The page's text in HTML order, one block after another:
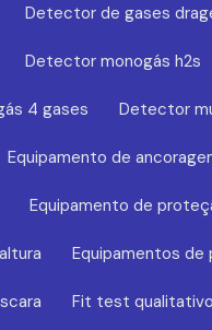
Detector de gases
Detector monogás h2s
4 gases Detector
Equipamento de
Equipamento de
Equipamentos
Fit test qualitativo